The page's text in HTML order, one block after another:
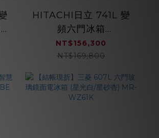
HITACHI日立 741L 變
頻六門冰箱
RZXC740KJ 日本原裝
自動雙開門 智能遠端遙
NT$156,300
NT$169,800